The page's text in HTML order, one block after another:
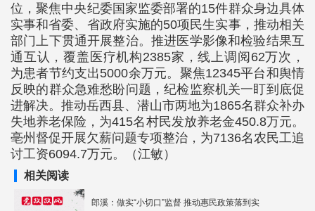
位，聚焦中央纪委国家监委部署的15件群众身边具体
实事和省委、省政府实施的50项民生实事，推动相关
部门上下贯通开展整治。推进医学影像和检验结果互
通互认，覆盖医疗机构2385家，线上调阅62万次，
为患者节约支出5000余万元。聚焦12345平台和舆情
反映的群众急难愁盼问题，纪检监察机关一盯到底促
进解决。推动岳西县、潜山市两地为1865名群众补办
失地养老保险，为415名村民发放养老金450.8万元。
亳州督促开展欠薪问题专项整治，为7136名农民工追
讨工资6094.7万元。（江敏）
相关阅读
郎溪：做实“小切口”监督 推动惠民政策落到实